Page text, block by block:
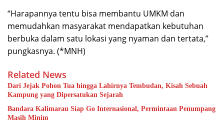
“Harapannya tentu bisa membantu UMKM dan
memudahkan masyarakat mendapatkan kebutuhan
berbuka dalam satu lokasi yang nyaman dan tertata,”
pungkasnya. (*MNH)
Related News
Dari Jejak Pohon Tua hingga Lahirnya Tembudan, Kisah Sebuah
Kampung yang Dipersatukan Sejarah
Bandara Kalimarau Siap Go Internasional, Permintaan Penumpang
Masih Minim